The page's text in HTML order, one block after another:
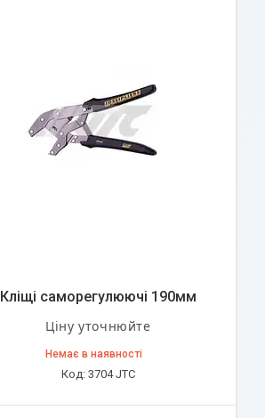
Кліщі саморегулюючі 190мм
Ціну уточнюйте
Немає в наявності
3704 JTC